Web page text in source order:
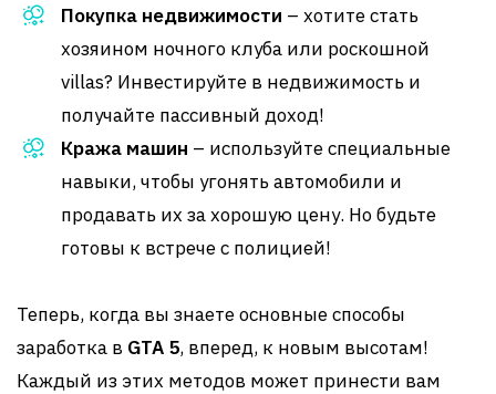
Покупка недвижимости – хотите стать
хозяином ночного клуба или роскошной
villas? Инвестируйте в недвижимость и
получайте пассивный доход!
Кража машин – используйте специальные
навыки, чтобы угонять автомобили и
продавать их за хорошую цену. Но будьте
готовы к встрече с полицией!
Теперь, когда вы знаете основные способы
заработка в GTA 5, вперед, к новым высотам!
Каждый из этих методов может принести вам